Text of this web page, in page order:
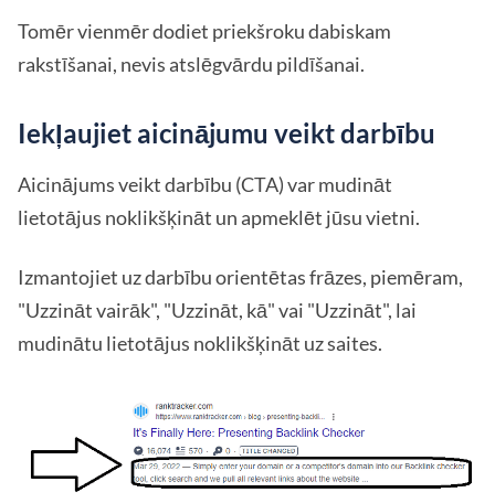
Tomēr vienmēr dodiet priekšroku dabiskam
rakstīšanai, nevis atslēgvārdu pildīšanai.
Iekļaujiet aicinājumu veikt darbību
Aicinājums veikt darbību (CTA) var mudināt
lietotājus noklikšķināt un apmeklēt jūsu vietni.
Izmantojiet uz darbību orientētas frāzes, piemēram,
"Uzzināt vairāk", "Uzzināt, kā" vai "Uzzināt", lai
mudinātu lietotājus noklikšķināt uz saites.